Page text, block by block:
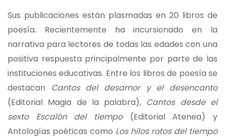
Sus publicaciones están plasmadas en 20 libros de
poesía. Recientemente ha incursionado en la
narrativa para lectores de todas las edades con una
positiva respuesta principalmente por parte de las
instituciones educativas. Entre los libros de poesía se
destacan
Cantos del desamor y el desencanto
(Editorial Magia de la palabra), Cantos desde el
sexto Escalón del tiempo(Editorial Atenea) y
Antologías poéticas como Los hilos rotos del tiempo